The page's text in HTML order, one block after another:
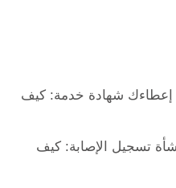
إعطاءك شهادة خدمة: كيف
تسجيل الإصابة: كيف